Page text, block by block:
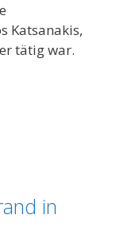
Katsanakis,
tätig war.
in